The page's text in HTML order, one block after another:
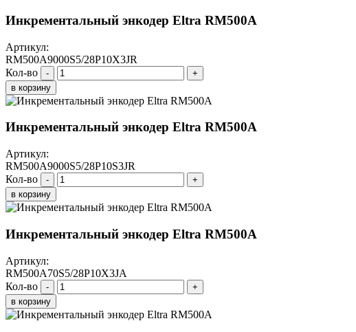
Инкрементальный энкодер Eltra RM500A
Артикул:
RM500A9000S5/28P10X3JR
Кол-во
-
+
в корзину
Инкрементальный энкодер Eltra RM500A
Артикул:
RM500A9000S5/28P10S3JR
Кол-во
-
+
в корзину
Инкрементальный энкодер Eltra RM500A
Артикул:
RM500A70S5/28P10X3JA
Кол-во
-
+
в корзину